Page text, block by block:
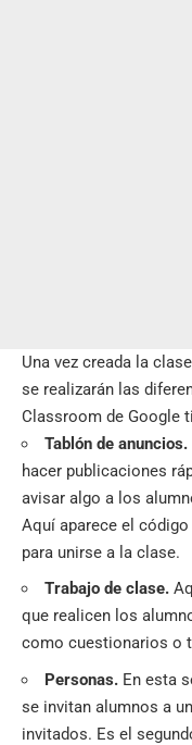
Una vez creada la
se realizarán las
Classroom de Google
Tablón de anuncios.
hacer publicaciones
avisar algo a los
Aquí aparece el
para unirse a la clase.
Trabajo de clase.
que realicen los
como cuestionarios o
Personas. En esta
se invitan alumnos a
invitados. Es el